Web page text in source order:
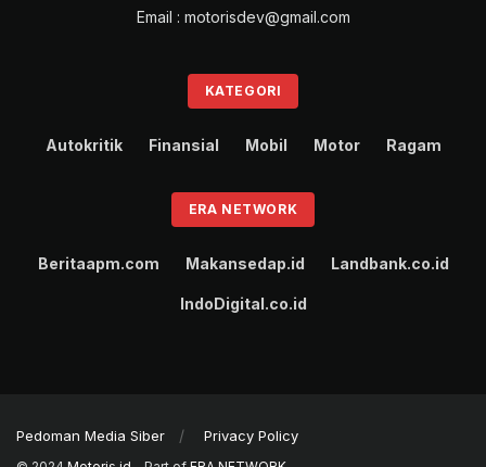
Email : motorisdev@gmail.com
KATEGORI
Autokritik Finansial Mobil Motor Ragam
ERA NETWORK
Beritaapm.com Makansedap.id Landbank.co.id
IndoDigital.co.id
Pedoman Media Siber Privacy Policy